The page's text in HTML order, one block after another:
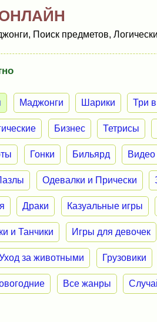
Поиск предметов,
Маджонги Шарики Три
Бизнес Тетрисы
Гонки Бильярд Видео
Одевалки и Прически
Драки Казуальные игры
и Танчики Игры для девочек
за животными Грузовики
Все жанры